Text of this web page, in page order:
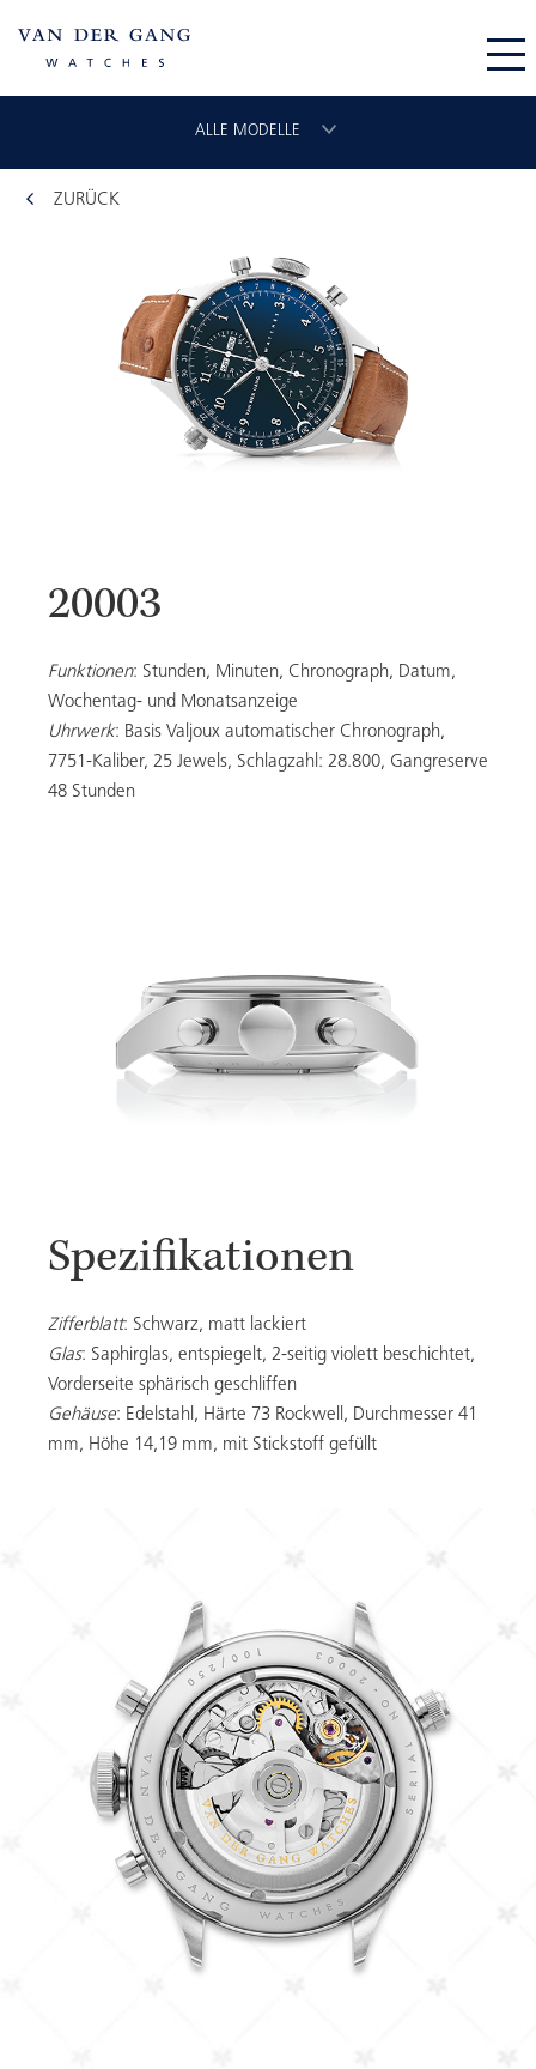
ALLE MODELLE
CLASSIC GMT
VLIEGER
DAMEN
20003
Funktionen: Stunden, Minuten, Chronograph, Datum,
Wochentag- und Monatsanzeige
Uhrwerk: Basis Valjoux automatischer Chronograph,
7751-Kaliber, 25 Jewels, Schlagzahl: 28.800, Gangreserve
48 Stunden
ZURÜCK
Spezifikationen
Zifferblatt: Schwarz, matt lackiert
Glas: Saphirglas, entspiegelt, 2-seitig violett beschichtet,
Vorderseite sphärisch geschliffen
Gehäuse: Edelstahl, Härte 73 Rockwell, Durchmesser 41
mm, Höhe 14,19 mm, mit Stickstoff gefüllt